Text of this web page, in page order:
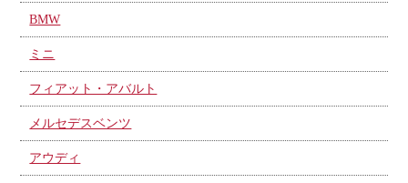
BMW
ミニ
フィアット・アバルト
メルセデスベンツ
アウディ